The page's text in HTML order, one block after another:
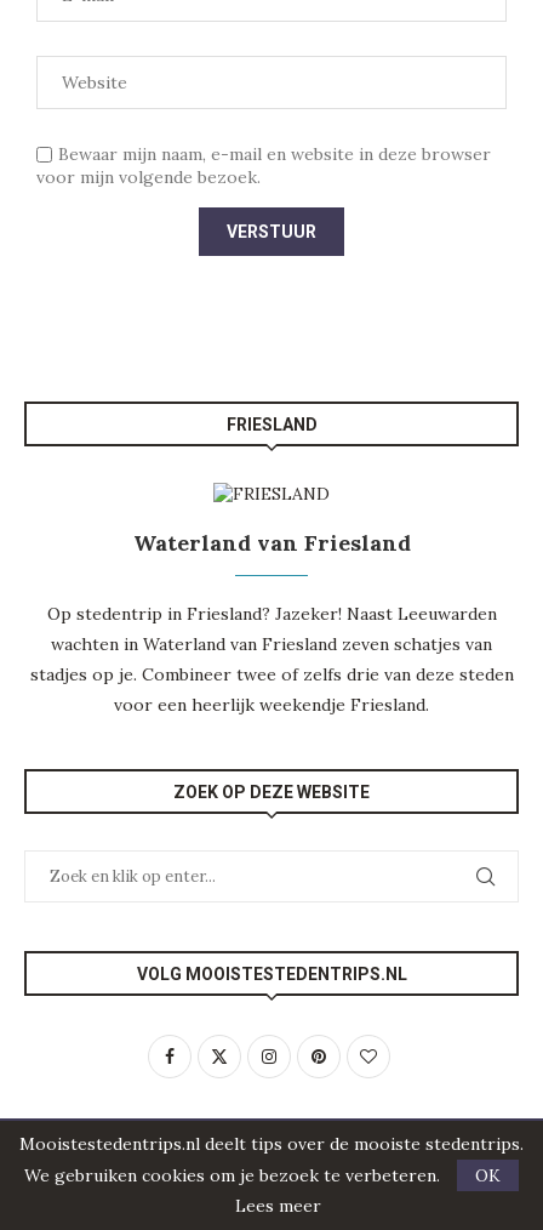
Bewaar mijn naam, e-mail en website in deze browser
voor mijn volgende bezoek.
FRIESLAND
Waterland van Friesland
Op stedentrip in Friesland? Jazeker! Naast Leeuwarden
wachten in Waterland van Friesland zeven schatjes van
stadjes op je. Combineer twee of zelfs drie van deze steden
voor een heerlijk weekendje Friesland.
ZOEK OP DEZE WEBSITE
VOLG MOOISTESTEDENTRIPS.NL
STEDEN WATERLAND VAN FRIESLAND
Mooistestedentrips.nl deelt tips over de mooiste stedentrips.
We gebruiken cookies om je bezoek te verbeteren.
OK
Lees meer